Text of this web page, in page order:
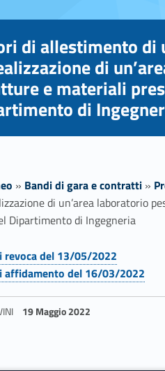
di allestimento
di
e materiali
di
» Bandi di gara e contratti »
di un’area laboratorio
Dipartimento di Ingegneria
revoca del 13/05/2022
affidamento del 16/03/2022
19 Maggio 2022